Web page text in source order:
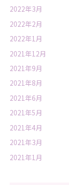
2022年3月
2022年2月
2022年1月
2021年12月
2021年9月
2021年8月
2021年6月
2021年5月
2021年4月
2021年3月
2021年1月